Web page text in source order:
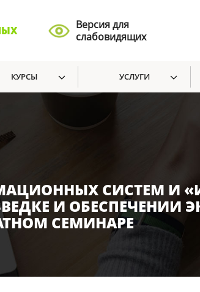
Версия для
слабовидящих
КУРСЫ УСЛУГИ
СИСТЕМ И
И ОБЕСПЕЧЕНИИ
СЕМИНАРЕ